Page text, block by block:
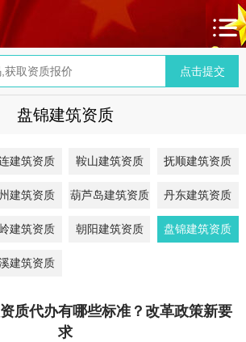
盘锦建筑资质
建筑资质 鞍山建筑资质 抚顺建筑资质
建筑资质 葫芦岛建筑资质 丹东建筑资质
建筑资质 朝阳建筑资质 盘锦建筑资质
建筑资质
质代办有哪些标准？改革政策新要
求